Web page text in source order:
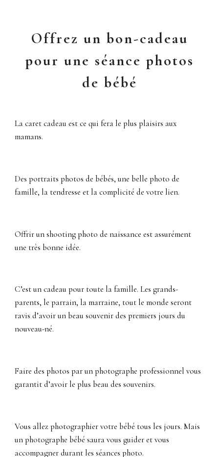
Offrez un bon-cadeau
pour une séance photos
de bébé
La caret cadeau est ce qui fera le plus plaisirs aux
mamans.
Des portraits photos de bébés, une belle photo de
famille, la tendresse et la complicité de votre lien.
Offrir un shooting photo de naissance est assurément
une très bonne idée.
C’est un cadeau pour toute la famille. Les grands-
parents, le parrain, la marraine, tout le monde seront
ravis d’avoir un beau souvenir des premiers jours du
nouveau-né.
Faire des photos par un photographe professionnel vous
garantit d’avoir le plus beau des souvenirs.
Vous allez photographier votre bébé tous les jours. Mais
un photographe bébé saura vous guider et vous
accompagner durant les séances photo.